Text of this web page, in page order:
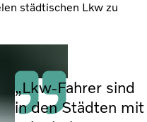
städtischen Lkw zu
„Lkw-Fahrer sind
in den Städten mit